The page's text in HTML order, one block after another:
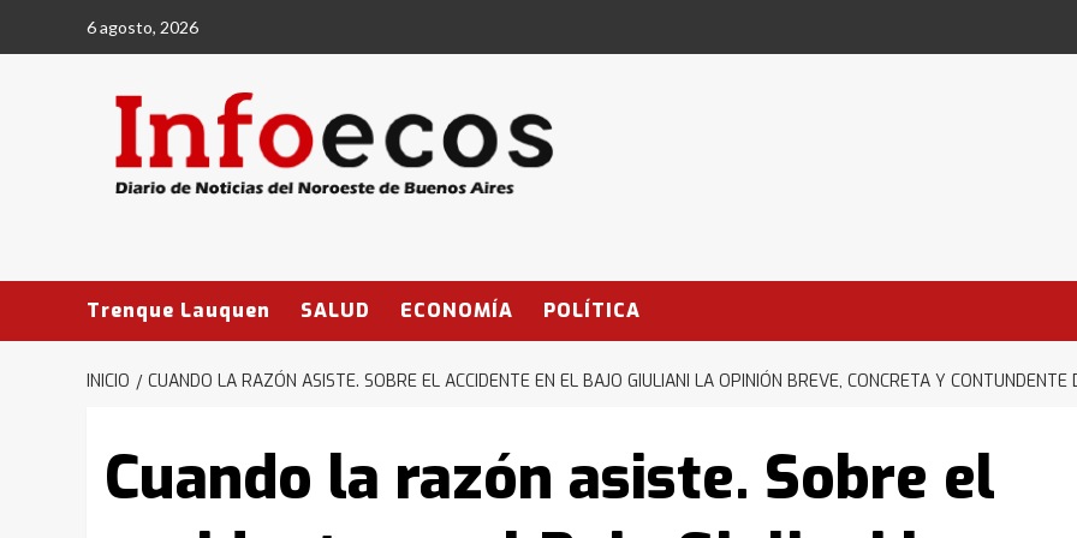
6 agosto, 2026
Trenque Lauquen SALUD ECONOMÍA POLÍTICA
INICIO CUANDO LA RAZÓN ASISTE. SOBRE EL ACCIDENTE EN EL BAJO GIULIANI LA OPINIÓN BREVE, CONCRETA Y
Cuando la razón asiste. Sobre el